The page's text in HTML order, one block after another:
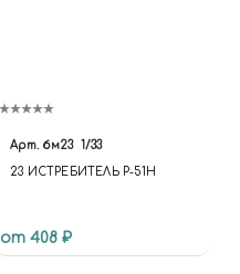
Арт. бм23 1/33
23 ИСТРЕБИТЕЛЬ P-51H
от 408 ₽